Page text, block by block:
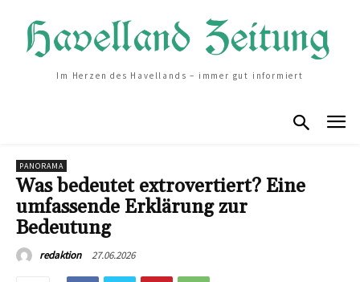
Im Herzen des Havellands – immer gut informiert
PANORAMA
Was bedeutet extrovertiert? Eine
umfassende Erklärung zur
Bedeutung
redaktion 27.06.2026